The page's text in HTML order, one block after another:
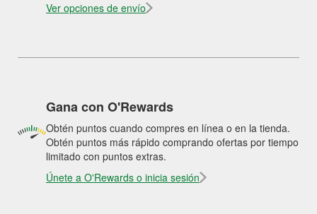
Ver opciones de envío
Gana con O'Rewards
Obtén puntos cuando compres en línea o en la tienda.
Obtén puntos más rápido comprando ofertas por tiempo
limitado con puntos extras.
Únete a O'Rewards o inicia sesión